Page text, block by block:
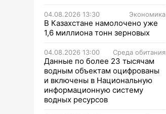
04.08.2026 13:30 Экономика
В Казахстане намолочено уже
1,6 миллиона тонн зерновых
04.08.2026 13:00 Среда обитания
Данные по более 23 тысячам
водным объектам оцифрованы
и включены в Национальную
информационную систему
водных ресурсов